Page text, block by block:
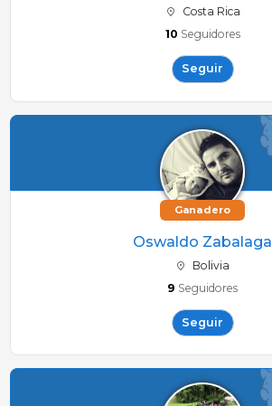
Costa Rica
10 Seguidores
Seguir
Ganadero
Oswaldo Zabalaga
Bolivia
9 Seguidores
Seguir